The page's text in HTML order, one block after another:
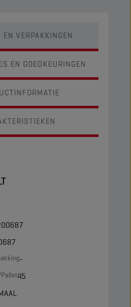
EN VERPAKKINGEN
EN GOEDKEURINGEN
-
45